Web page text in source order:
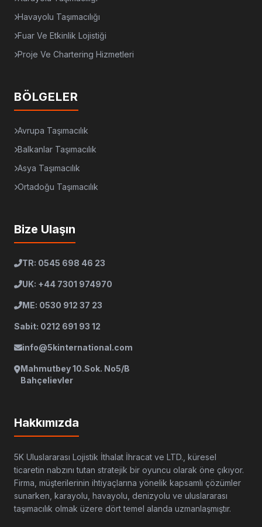
Havayolu Taşımacılığı
Fuar Ve Etkinlik Lojistiği
Proje Ve Chartering Hizmetleri
BÖLGELER
Avrupa Taşımacılık
Balkanlar Taşımacılık
Asya Taşımacılık
Ortadoğu Taşımacılık
Bize Ulaşın
TR: 0545 698 46 23
UK: +44 7301 974970
ME: 0530 912 37 23
Sabit: 0212 691 93 12
info@5kinternational.com
Mahmutbey 10.Sok. No5/B
Bahçelievler
Hakkımızda
5K Uluslararası Lojistik İthalat İhracat ve LTD., küresel
ticaretin nabzını tutan stratejik bir oyuncu olarak öne çıkıyor.
Firma, müşterilerinin ihtiyaçlarına yönelik kapsamlı çözümler
sunarken, karayolu, havayolu, denizyolu ve uluslararası
taşımacılık olmak üzere dört temel alanda uzmanlaşmıştır.